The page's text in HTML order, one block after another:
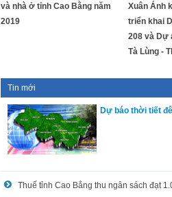
và nhà ở tỉnh Cao Bằng năm
2019
Xuân Ánh
triển khai
208 và Dự
Tà Lùng -
Tin mới
Dự báo thời tiết
Thuế tỉnh Cao Bằng thu ngân sách đạt